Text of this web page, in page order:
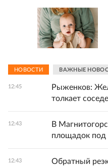
НОВОСТИ ВАЖНЫЕ
12:45
Рыженков:
толкает
12:43
В
площадок под
12:43
Обратный